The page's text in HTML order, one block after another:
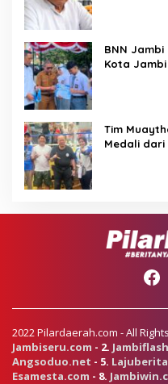
BNN Jambi
Kota
Tim
Medali dari
2022 Pilardaerah.com - All
Jambiseru.com - 2.
Angsoduo.net - 5.
Esamesta.com - 8.